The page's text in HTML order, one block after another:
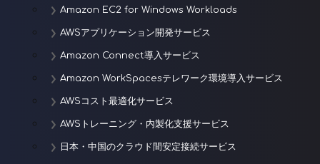
Amazon EC2 for Windows Workloads
AWSアプリケーション開発サービス
Amazon Connect導入サービス
Amazon WorkSpacesテレワーク環境導入サービス
AWSコスト最適化サービス
AWSトレーニング・内製化支援サービス
日本・中国のクラウド間安定接続サービス